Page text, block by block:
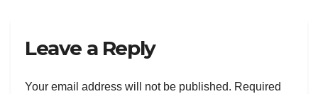
Leave a Reply
Your email address will not be published. Required